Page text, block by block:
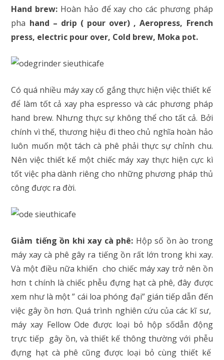
Hand brew: Hoàn hảo để xay cho các phương pháp
pha hand – drip ( pour over) , Aeropress, French
press, electric pour over, Cold brew, Moka pot.
Có quá nhiều máy xay cố gắng thực hiện việc thiết kế
để làm tốt cả xay pha espresso và các phương pháp
hand brew. Nhưng thực sự không thể cho tất cả. Bởi
chính vì thế, thương hiệu đi theo chủ nghĩa hoàn hảo
luôn muốn một tách cà phê phải thực sự chỉnh chu.
Nên việc thiết kế một chiếc máy xay thực hiện cực kì
tốt việc pha dành riêng cho những phương pháp thủ
công được ra đời.
Giảm tiếng ồn khi xay cà phê: Hộp số ồn ào trong
máy xay cà phê gây ra tiếng ồn rất lớn trong khi xay.
Và một điều nữa khiến cho chiếc máy xay trở nên ồn
hơn t chính là chiếc phễu đựng hạt cà phê, đây được
xem như là một ” cái loa phóng đại” gián tiếp dẫn đến
việc gây ồn hơn. Quá trình nghiên cứu của các kĩ sư,
máy xay Fellow Ode được loại bỏ hộp sốdẫn động
trực tiếp gây ồn, và thiết kế thông thường với phễu
đựng hạt cà phê cũng được loại bỏ cùng thiết kế